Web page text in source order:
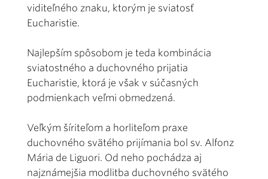
viditeľného znaku, ktorým je sviatosť
Eucharistie.
Najlepším spôsobom je teda kombinácia
sviatostného a duchovného prijatia
Eucharistie, ktorá je však v súčasných
podmienkach veľmi obmedzená.
Veľkým šíriteľom a horliteľom praxe
duchovného svätého prijímania bol sv. Alfonz
Mária de Liguori. Od neho pochádza aj
najznámejšia modlitba duchovného svätého